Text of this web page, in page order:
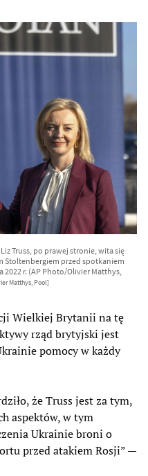
Truss, po prawej stronie, wita się
Stoltenbergiem przed spotkaniem
2022 r. (AP Photo/Olivier Matthys,
Matthys, Pool]
Wielkiej Brytanii na tę
rząd brytyjski jest
pomocy w każdy
że Truss jest za tym,
aspektów, w tym
Ukrainie broni o
przed atakiem Rosji” —